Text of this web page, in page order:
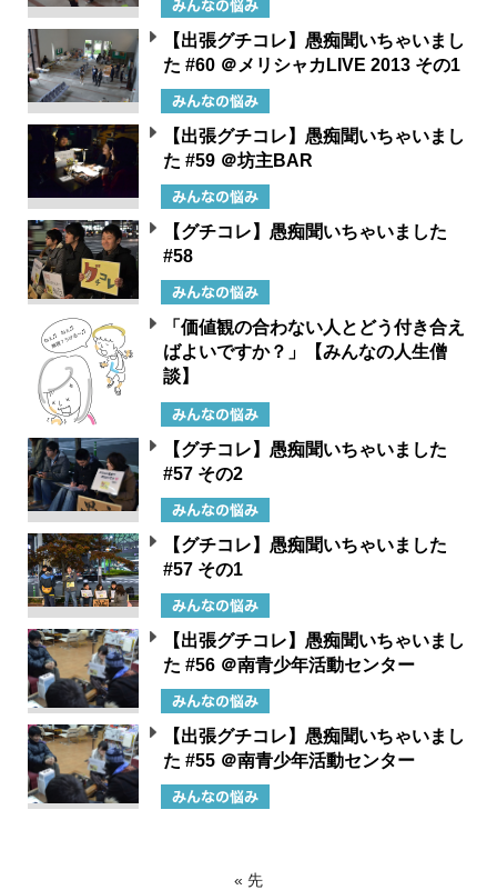
【出張グチコレ】愚痴聞いちゃいまし
た #60 ＠メリシャカLIVE 2013 その1
【出張グチコレ】愚痴聞いちゃいまし
た #59 ＠坊主BAR
【グチコレ】愚痴聞いちゃいました
#58
「価値観の合わない人とどう付き合え
ばよいですか？」【みんなの人生僧
談】
【グチコレ】愚痴聞いちゃいました
#57 その2
【グチコレ】愚痴聞いちゃいました
#57 その1
【出張グチコレ】愚痴聞いちゃいまし
た #56 ＠南青少年活動センター
【出張グチコレ】愚痴聞いちゃいまし
た #55 ＠南青少年活動センター
« 先